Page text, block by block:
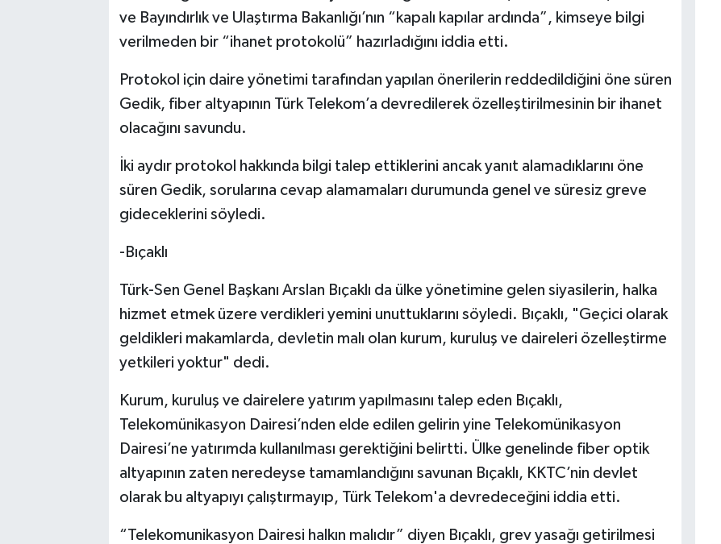
ve Bayındırlık ve Ulaştırma Bakanlığı’nın “kapalı kapılar ardında”, kimseye bilgi
verilmeden bir “ihanet protokolü” hazırladığını iddia etti.
Protokol için daire yönetimi tarafından yapılan önerilerin reddedildiğini öne süren
Gedik, fiber altyapının Türk Telekom’a devredilerek özelleştirilmesinin bir ihanet
olacağını savundu.
İki aydır protokol hakkında bilgi talep ettiklerini ancak yanıt alamadıklarını öne
süren Gedik, sorularına cevap alamamaları durumunda genel ve süresiz greve
gideceklerini söyledi.
-Bıçaklı
Türk-Sen Genel Başkanı Arslan Bıçaklı da ülke yönetimine gelen siyasilerin, halka
hizmet etmek üzere verdikleri yemini unuttuklarını söyledi. Bıçaklı, "Geçici olarak
geldikleri makamlarda, devletin malı olan kurum, kuruluş ve daireleri özelleştirme
yetkileri yoktur" dedi.
Kurum, kuruluş ve dairelere yatırım yapılmasını talep eden Bıçaklı,
Telekomünikasyon Dairesi’nden elde edilen gelirin yine Telekomünikasyon
Dairesi’ne yatırımda kullanılması gerektiğini belirtti. Ülke genelinde fiber optik
altyapının zaten neredeyse tamamlandığını savunan Bıçaklı, KKTC’nin devlet
olarak bu altyapıyı çalıştırmayıp, Türk Telekom'a devredeceğini iddia etti.
“Telekomunikasyon Dairesi halkın malıdır” diyen Bıçaklı, grev yasağı getirilmesi